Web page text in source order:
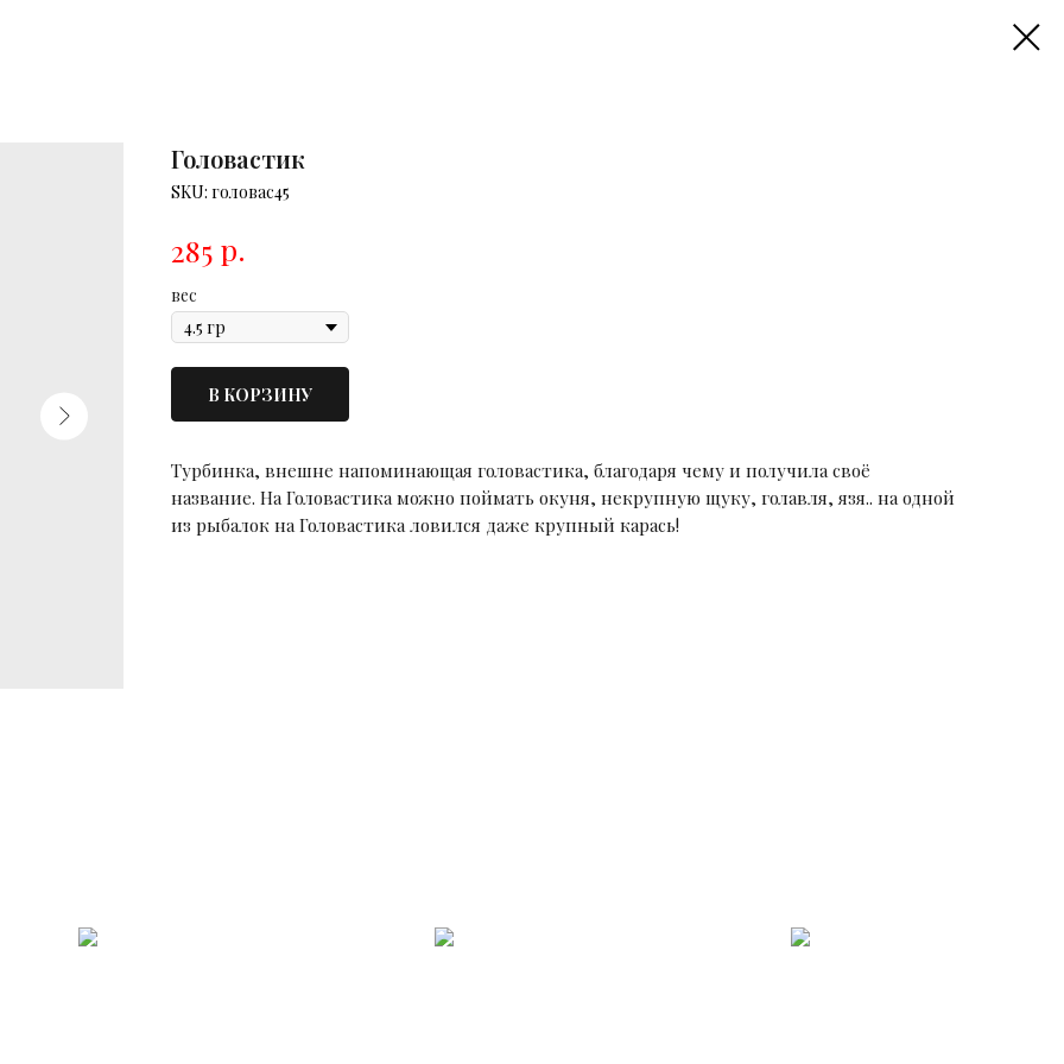
Головастик
SKU: головас45
285 р.
вес
В КОРЗИНУ
Турбинка, внешне напоминающая головастика, благодаря чему и получила своё
название. На Головастика можно поймать окуня, некрупную щуку, голавля, язя.. на одной
из рыбалок на Головастика ловился даже крупный карась!